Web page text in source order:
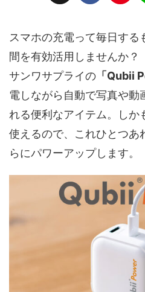
スマホの充電って毎日す
間を有効活用しませんか？
サンワサプライの 「Qubii
電しながら自動で写真や動
れる便利なアイテム。しか
使えるので、これひとつあ
らにパワーアップします。